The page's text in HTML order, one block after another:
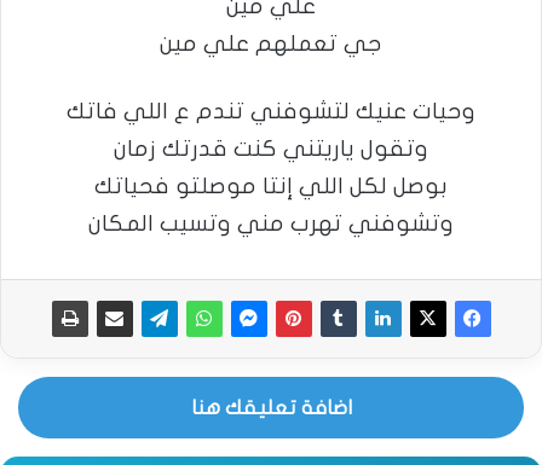
علي مين
جي تعملهم علي مين
وحيات عنيك لتشوفني تندم ع اللي فاتك
وتقول ياريتني كنت قدرتك زمان
بوصل لكل اللي إنتا موصلتو فحياتك
وتشوفني تهرب مني وتسيب المكان
اضافة تعليقك هنا